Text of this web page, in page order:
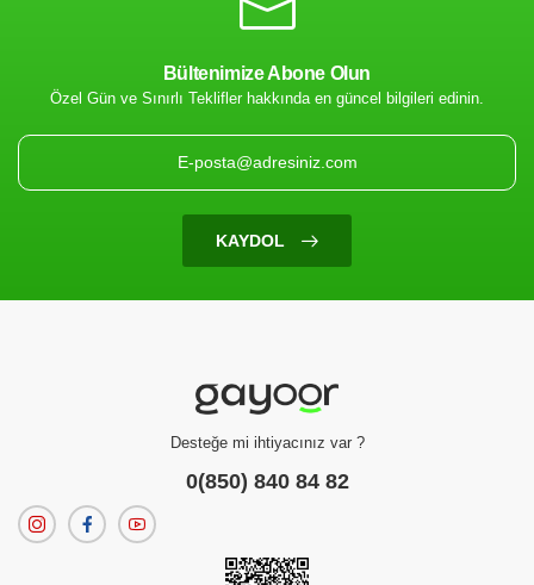
Filtrenize Uygun
Ürün Bulunamadı
Bültenimize Abone Olun
Özel Gün ve Sınırlı Teklifler hakkında en güncel bilgileri edinin.
KAYDOL
Desteğe mi ihtiyacınız var ?
0(850) 840 84 82